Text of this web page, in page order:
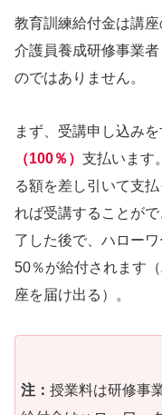
教育訓練給付金は講
介護員養成研修事業
のではありません。
まず、受講申し込み
（100％） 支払います
る額を差し引いて支
れば受講することが
了した後で、ハロー
50％が給付されます
座を届け出る）。
注： 授業料は研修事